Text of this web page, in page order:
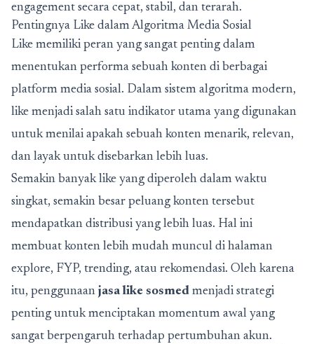
engagement secara cepat, stabil, dan terarah.
Pentingnya Like dalam Algoritma Media Sosial
Like memiliki peran yang sangat penting dalam
menentukan performa sebuah konten di berbagai
platform media sosial. Dalam sistem algoritma modern,
like menjadi salah satu indikator utama yang digunakan
untuk menilai apakah sebuah konten menarik, relevan,
dan layak untuk disebarkan lebih luas.
Semakin banyak like yang diperoleh dalam waktu
singkat, semakin besar peluang konten tersebut
mendapatkan distribusi yang lebih luas. Hal ini
membuat konten lebih mudah muncul di halaman
explore, FYP, trending, atau rekomendasi. Oleh karena
itu, penggunaan jasa like sosmed menjadi strategi
penting untuk menciptakan momentum awal yang
sangat berpengaruh terhadap pertumbuhan akun.